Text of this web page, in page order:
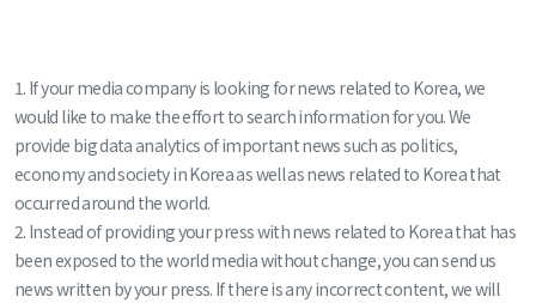
1. If your media company is looking for news related to Korea, we
would like to make the effort to search information for you. We
provide big data analytics of important news such as politics,
economy and society in Korea as well as news related to Korea that
occurred around the world.
2. Instead of providing your press with news related to Korea that has
been exposed to the world media without change, you can send us
news written by your press. If there is any incorrect content, we will